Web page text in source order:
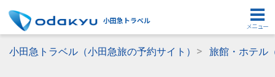
小田急トラベル
メニュー
小田急トラベル（小田急旅の予約サイト） 旅館・ホテル